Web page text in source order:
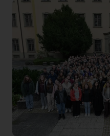
STUDIERENDE
ALUMNI
INTERNATIONAL
PRESSE
GEBÄRDENSPRACHE
LEICHTE SPRACHE